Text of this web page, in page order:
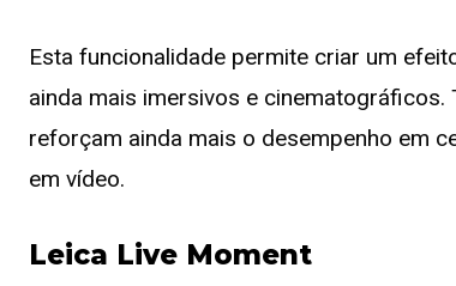
Esta funcionalidade permite criar um
ainda mais imersivos e
reforçam ainda mais o desempenho em
em vídeo.
Leica Live Moment